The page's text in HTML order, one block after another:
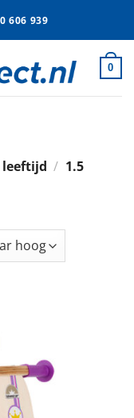
606 939
0
/ 1.5